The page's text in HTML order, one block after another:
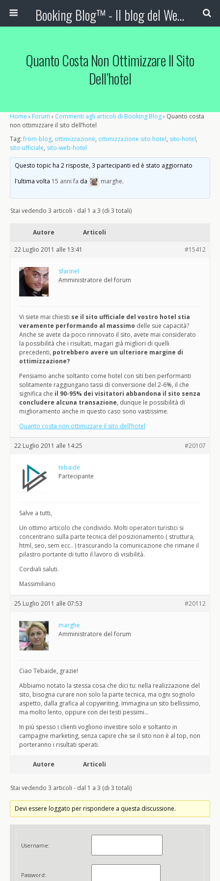
Booking Blog™ - Il blog del Web Marketing Turistico
Quanto Costa Non Ottimizzare Il Sito
Dell’hotel
Home › Forum › Commenti agli articoli di Booking Blog› Quanto costa
non ottimizzare il sito dell’hotel
Tag:from-blog, ottimizzazione, ottimizzazione sito hotel, sito-hotel,
sito-ufficiale, sito-web-hotel
Questo topic ha 2 risposte, 3 partecipanti ed è stato aggiornato
l'ultima volta 15 anni fa da marghe.
Stai vedendo 3 articoli - dal 1 a 3 (di 3 totali)
Autore Articoli
22 Luglio 2011 alle 13:41 #15412
sfarinel
Amministratore del forum
Vi siete mai chiesti se il sito ufficiale del vostro hotel stia
veramente performando al massimo delle sue capacità?
Anche se avete da poco rinnovato il sito, avete mai considerato
la possibilità che i risultati, magari già migliori di quelli
precedenti, potrebbero avere un ulteriore margine di
ottimizzazione?
Pensiamo anche soltanto come hotel con siti ben performanti
solitamente raggiungano tassi di conversione del 2-6%, il che
significa che il 90-95% dei visitatori abbandona il sito senza
concludere alcuna transazione, dunque le possibilità di
miglioramento anche in questo caso sono vastissime.
Quanto costa non ottimizzare il sito dell’hotel
22 Luglio 2011 alle 14:25 #20107
tebaide
Partecipante
Salve a tutti,
Un ottimo articolo che condivido. Molti operatori turistici si
concentrano sulla parte tecnica del posizionamento ( struttura,
html, seo, sem ecc.. ) trascurando la comunicazione che rimane il
pilastro portante di tutto il lavoro di visibilità.
Cordiali saluti.
Massimiliano
25 Luglio 2011 alle 07:53 #20112
marghe
Amministratore del forum
Ciao Tebaide, grazie!
Abbiamo notato la stessa cosa che dici tu: nella realizzazione del
sito, bisogna curare non solo la parte tecnica, ma ogni sognolo
aspetto, dalla grafica al copywriting. Immagina un sito bellissimo,
ma molto lento, oppure con dei testi pessimi…
In più spesso i clienti vogliono investire solo e soltanto in
campagne marketing, senza capire che se il sito non è al top, non
porteranno i risultati sperati.
Autore Articoli
Stai vedendo 3 articoli - dal 1 a 3 (di 3 totali)
Devi essere loggato per rispondere a questa discussione.
Username:
Password: